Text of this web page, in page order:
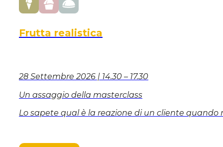
Frutta realistica
28 Settembre 2026 | 14.30 – 17.30
Un assaggio della masterclass
Lo sapete qual è la reazione di un cliente quando